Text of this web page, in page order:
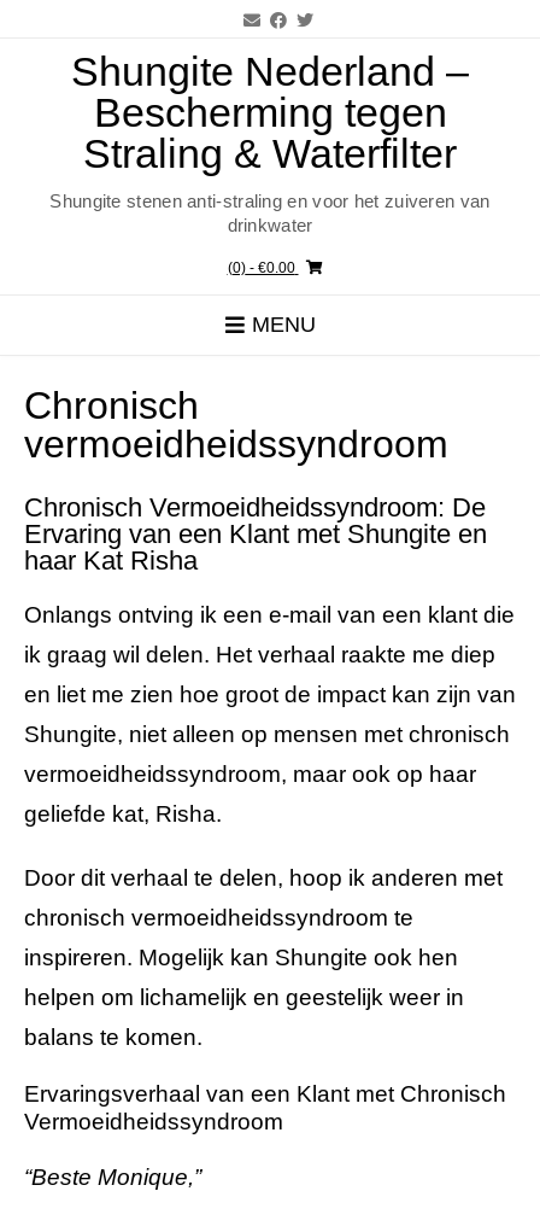
Shungite Nederland –
Bescherming tegen
Straling & Waterfilter
Shungite stenen anti-straling en voor het zuiveren van
drinkwater
(0)- €0.00
MENU
Chronisch
vermoeidheidssyndroom
Chronisch Vermoeidheidssyndroom: De
Ervaring van een Klant met Shungite en
haar Kat Risha
Onlangs ontving ik een e-mail van een klant die
ik graag wil delen. Het verhaal raakte me diep
en liet me zien hoe groot de impact kan zijn van
Shungite, niet alleen op mensen met chronisch
vermoeidheidssyndroom, maar ook op haar
geliefde kat, Risha.
Door dit verhaal te delen, hoop ik anderen met
chronisch vermoeidheidssyndroom te
inspireren. Mogelijk kan Shungite ook hen
helpen om lichamelijk en geestelijk weer in
balans te komen.
Ervaringsverhaal van een Klant met Chronisch
Vermoeidheidssyndroom
“Beste Monique,”